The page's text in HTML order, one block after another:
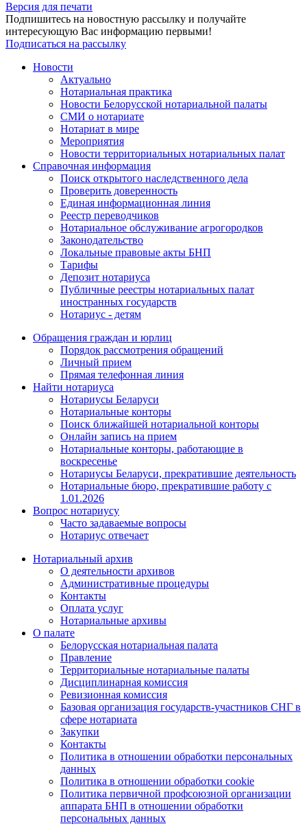
Версия для печати
Подпишитесь на новостную рассылку и получайте
интересующую Вас информацию первыми!
Подписаться на рассылку
Новости
Актуально
Нотариальная практика
Новости Белорусской нотариальной палаты
СМИ о нотариате
Нотариат в мире
Мероприятия
Новости территориальных нотариальных палат
Справочная информация
Поиск открытого наследственного дела
Проверить доверенность
Единая информационная линия
Реестр переводчиков
Нотариальное обслуживание агрогородков
Законодательство
Локальные правовые акты БНП
Тарифы
Депозит нотариуса
Публичные реестры нотариальных палат
иностранных государств
Нотариус - детям
Обращения граждан и юрлиц
Порядок рассмотрения обращений
Личный прием
Прямая телефонная линия
Найти нотариуса
Нотариусы Беларуси
Нотариальные конторы
Поиск ближайшей нотариальной конторы
Онлайн запись на прием
Нотариальные конторы, работающие в
воскресенье
Нотариусы Беларуси, прекратившие деятельность
Нотариальные бюро, прекратившие работу с
1.01.2026
Вопрос нотариусу
Часто задаваемые вопросы
Нотариус отвечает
Нотариальный архив
О деятельности архивов
Административные процедуры
Контакты
Оплата услуг
Нотариальные архивы
О палате
Белорусская нотариальная палата
Правление
Территориальные нотариальные палаты
Дисциплинарная комиссия
Ревизионная комиссия
Базовая организация государств-участников СНГ в
сфере нотариата
Закупки
Контакты
Политика в отношении обработки персональных
данных
Политика в отношении обработки cookie
Политика первичной профсоюзной организации
аппарата БНП в отношении обработки
персональных данных